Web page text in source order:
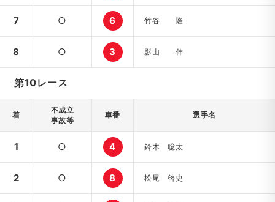
7 ○ 6 竹谷 隆
8 ○ 3 影山 伸
第10レース
着
不成立
事故等
車番 選手名
1 ○ 4 鈴木 聡太
2 ○ 8 松尾 啓史